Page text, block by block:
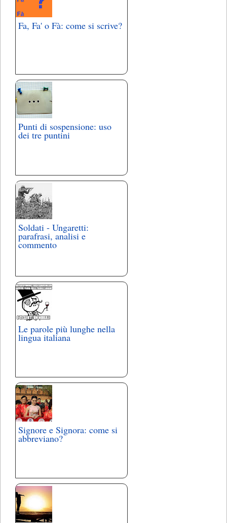
Fa, Fa' o Fà: come si scrive?
Punti di sospensione: uso
dei tre puntini
Soldati - Ungaretti:
parafrasi, analisi e
commento
Le parole più lunghe nella
lingua italiana
Signore e Signora: come si
abbreviano?